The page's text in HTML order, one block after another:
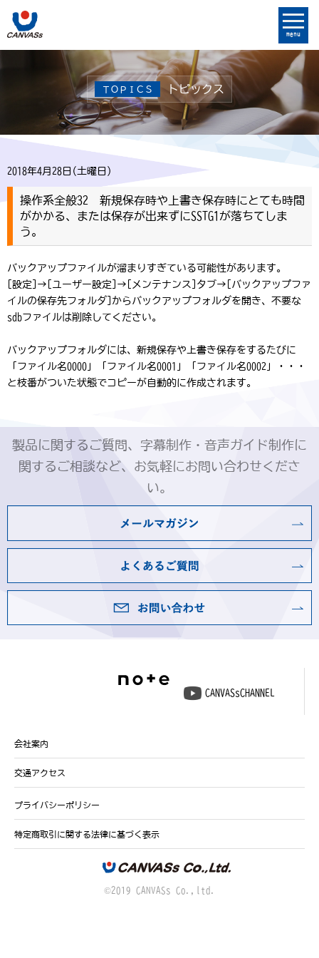
menu
ＴＯＰＩＣＳ トピックス
2018年4月28日(土曜日)
操作系全般32 新規保存時や上書き保存時にとても時間
がかかる、または保存が出来ずにSSTG1が落ちてしま
う。
バックアップファイルが溜まりすぎている可能性があります。
[設定]→[ユーザー設定]→[メンテナンス]タブ→[バックアップファ
イルの保存先フォルダ]からバックアップフォルダを開き、不要な
sdbファイルは削除してください。
バックアップフォルダには、新規保存や上書き保存をするたびに
「ファイル名0000」「ファイル名0001」「ファイル名0002」・・・
と枝番がついた状態でコピーが自動的に作成されます。
製品に関するご質問、字幕制作・音声ガイド制作に
関するご相談など、お気軽にお問い合わせくださ
い。
CANVASsCHANNEL
会社案内
交通アクセス
プライバシーポリシー
特定商取引に関する法律に基づく表示
©2019 CANVASs Co.,ltd.